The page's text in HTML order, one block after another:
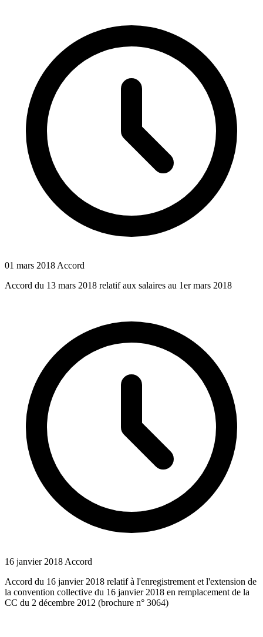
01 mars 2018 Accord
Accord du 13 mars 2018 relatif aux salaires au 1er mars 2018
16 janvier 2018 Accord
Accord du 16 janvier 2018 relatif à l'enregistrement et l'extension de
la convention collective du 16 janvier 2018 en remplacement de la
CC du 2 décembre 2012 (brochure n° 3064)